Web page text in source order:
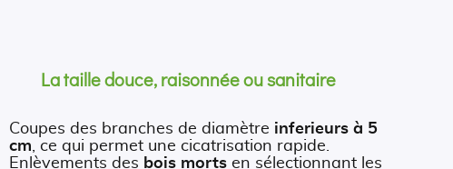
La taille douce, raisonnée ou sanitaire
Coupes des branches de diamètre inferieurs à 5
cm, ce qui permet une cicatrisation rapide.
Enlèvements des bois morts en sélectionnant les